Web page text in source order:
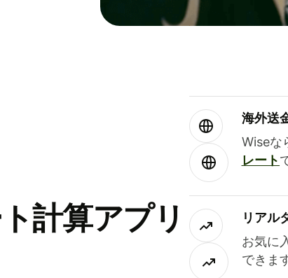
計算アプリ
海外送
Wiseな
レート
リアル
お気に
できま